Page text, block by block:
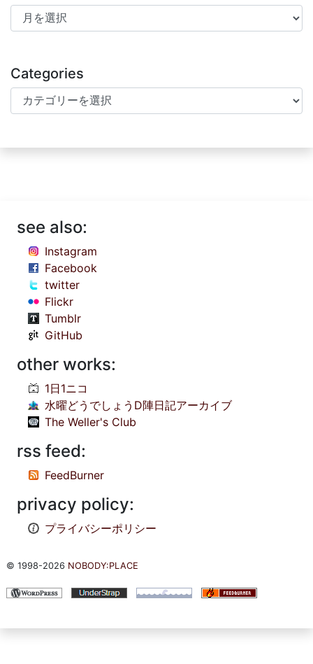
Archives
Categories
Categories
see also:
Instagram
Facebook
twitter
Flickr
Tumblr
GitHub
other works:
1日1ニコ
水曜どうでしょうD陣日記アーカイブ
The Weller's Club
rss feed:
FeedBurner
privacy policy:
プライバシーポリシー
© 1998-2026 NOBODY:PLACE